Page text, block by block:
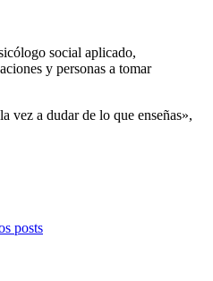
social aplicado,
y personas a tomar
vez a dudar de lo que enseñas»,
posts